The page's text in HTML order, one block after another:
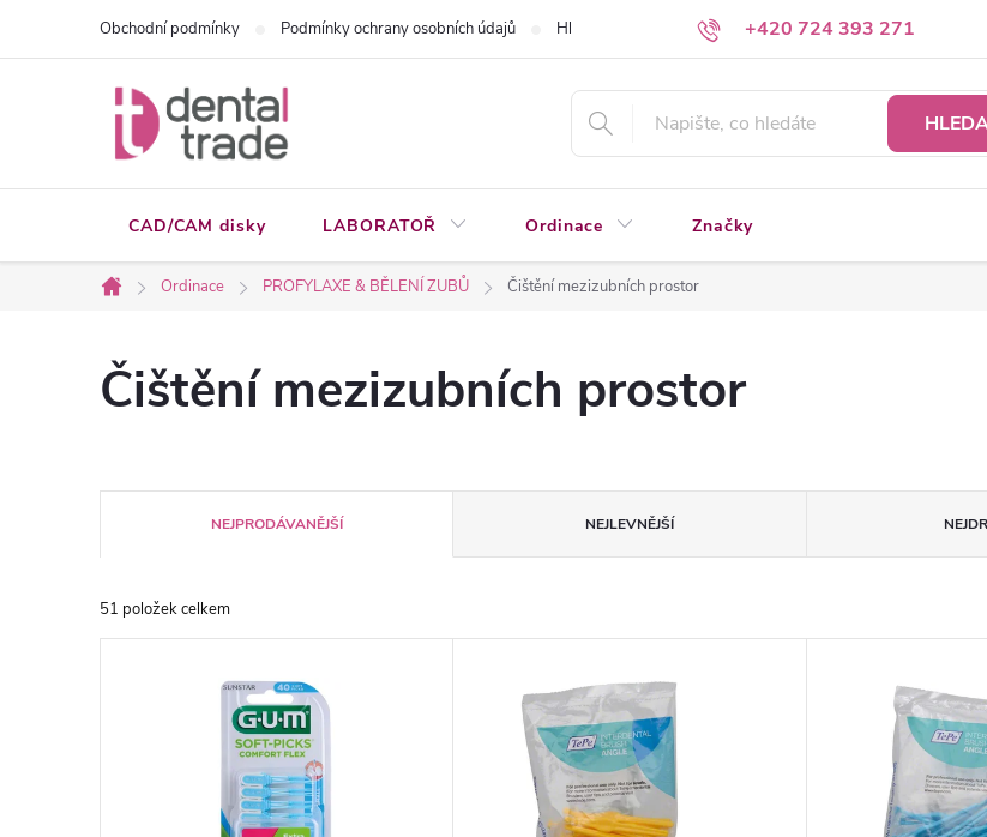
+420 724 393 271
Obchodní podmínky Podmínky ochrany osobních údajů Hledáte a nenacházíte? Napište nám
CAD/CAM disky LABORATOŘ Ordinace Značky
Domů
Ordinace PROFYLAXE & BĚLENÍ ZUBŮ Čištění mezizubních prostor
Čištění mezizubních prostor
a
z
NEJPRODÁVANĚJŠÍ NEJLEVNĚJŠÍ
51 položek celkem